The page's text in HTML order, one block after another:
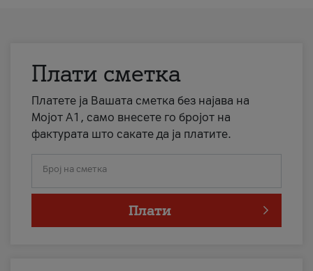
Плати сметка
Платете ја Вашата сметка без најава на
Мојот А1, само внесете го бројот на
фактурата што сакате да ја платите.
Број на сметка
Плати